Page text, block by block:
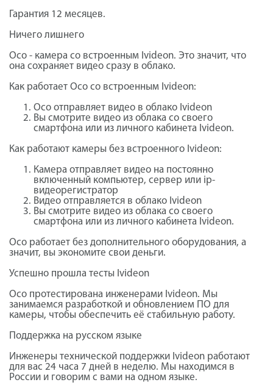
Гарантия 12 месяцев.
Ничего лишнего
Осо - камера со встроенным Ivideon. Это значит, что
она сохраняет видео сразу в облако.
Как работает Осо со встроенным Ivideon:
Осо отправляет видео в облако Ivideon
Вы смотрите видео из облака со своего
смартфона или из личного кабинета Ivideon.
Как работают камеры без встроенного Ivideon:
Камера отправляет видео на постоянно
включенный компьютер, сервер или ip-
видеорегистратор
Видео отправляется в облако Ivideon
Вы смотрите видео из облака со своего
смартфона или из личного кабинета Ivideon.
Осо работает без дополнительного оборудования, а
значит, вы экономите свои деньги.
Успешно прошла тесты Ivideon
Осо протестирована инженерами Ivideon. Мы
занимаемся разработкой и обновлением ПО для
камеры, чтобы обеспечить её стабильную работу.
Поддержка на русском языке
Инженеры технической поддержки Ivideon работают
для вас 24 часа 7 дней в неделю. Мы находимся в
России и говорим с вами на одном языке.